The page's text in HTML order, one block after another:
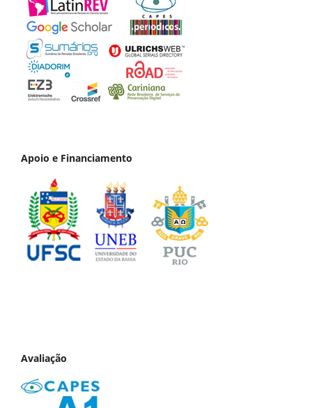
Apoio e Financiamento
Avaliação